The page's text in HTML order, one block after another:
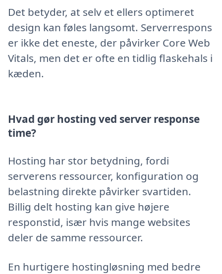
Det betyder, at selv et ellers optimeret
design kan føles langsomt. Serverrespons
er ikke det eneste, der påvirker Core Web
Vitals, men det er ofte en tidlig flaskehals i
kæden.
Hvad gør hosting ved server response
time?
Hosting har stor betydning, fordi
serverens ressourcer, konfiguration og
belastning direkte påvirker svartiden.
Billig delt hosting kan give højere
responstid, især hvis mange websites
deler de samme ressourcer.
En hurtigere hostingløsning med bedre